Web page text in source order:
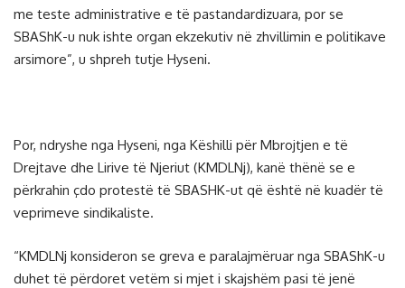
me teste administrative e të pastandardizuara, por se
SBAShK-u nuk ishte organ ekzekutiv në zhvillimin e politikave
arsimore”, u shpreh tutje Hyseni.
Por, ndryshe nga Hyseni, nga Këshilli për Mbrojtjen e të
Drejtave dhe Lirive të Njeriut (KMDLNj), kanë thënë se e
përkrahin çdo protestë të SBASHK-ut që është në kuadër të
veprimeve sindikaliste.
“KMDLNj konsideron se greva e paralajmëruar nga SBAShK-u
duhet të përdoret vetëm si mjet i skajshëm pasi të jenë